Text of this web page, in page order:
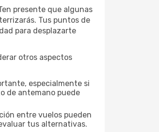
presente que algunas
Tus puntos de
para desplazarte
otros aspectos
especialmente si
de antemano puede
entre vuelos pueden
tus alternativas.